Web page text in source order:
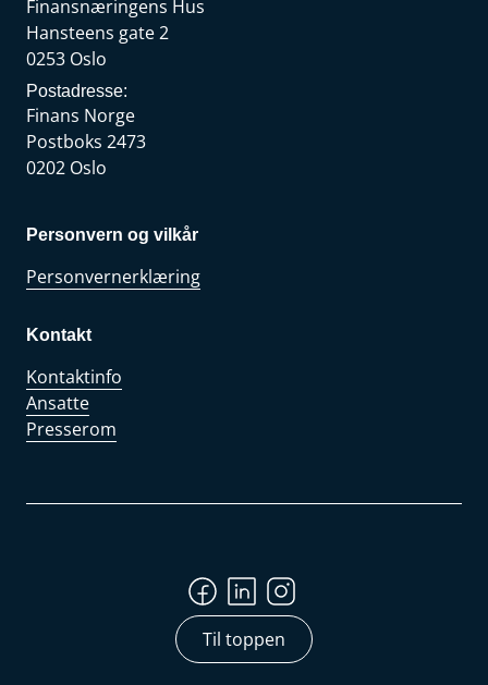
Finansnæringens Hus
Hansteens gate 2
0253 Oslo
Postadresse:
Finans Norge
Postboks 2473
0202 Oslo
Personvern og vilkår
Personvernerklæring
Kontakt
Kontaktinfo
Ansatte
Presserom
Til toppen